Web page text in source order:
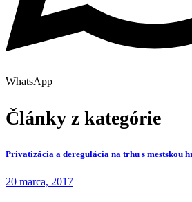
WhatsApp
Články z kategórie
Privatizácia a deregulácia na trhu s mestskou
20 marca, 2017